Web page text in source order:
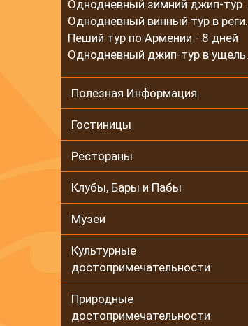
Пеший тур по Армении - 8 дней
Полезная Информация
Гостиницы
Рестораны
Клубы, Бары и Пабы
Музеи
Культурные
достопримечательности
Природные
достопримечательности